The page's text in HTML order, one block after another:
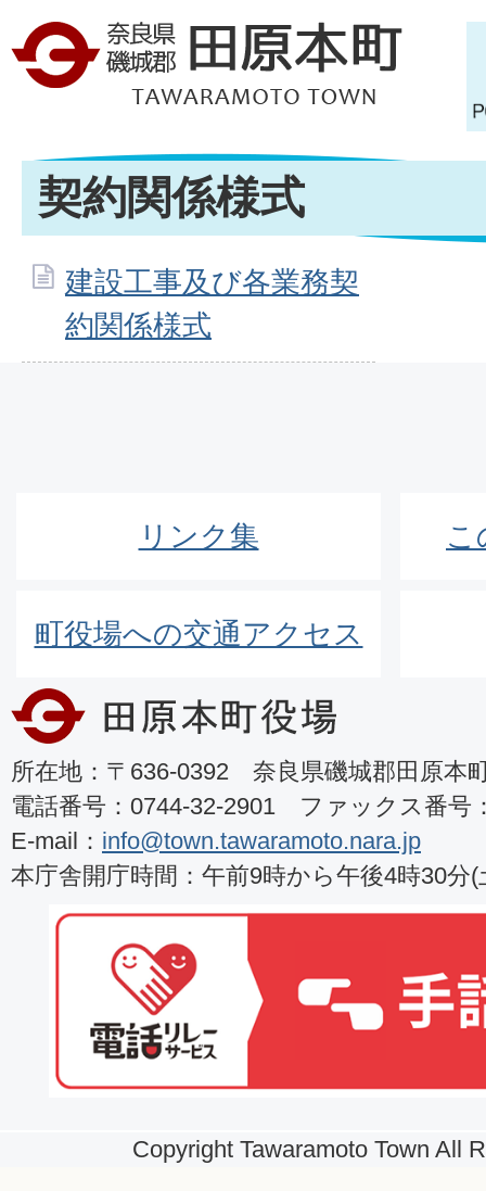
契約関係様式
建設工事及び各業務契
約関係様式
リンク集 こ
町役場への交通アクセス
所在地：〒636-0392 奈良県磯城郡田原本
電話番号：0744-32-2901 ファックス番号
E-mail： info@town.tawaramoto.nara.jp
本庁舎開庁時間：午前9時から午後4時30分
Copyright Tawaramoto Town All